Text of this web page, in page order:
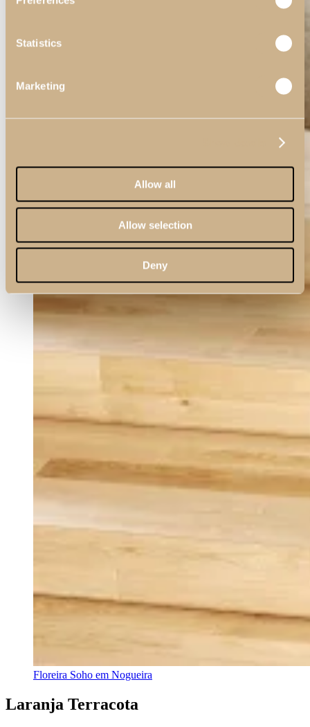
Statistics
Marketing
Allow all
Allow selection
Deny
Floreira Soho em Nogueira
Laranja Terracota